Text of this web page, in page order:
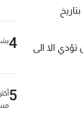
الا الى
4
5